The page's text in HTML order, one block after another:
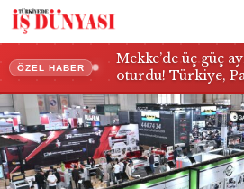
ÖZEL HABER
Mekke’de üç güç
oturdu! Türkiye,